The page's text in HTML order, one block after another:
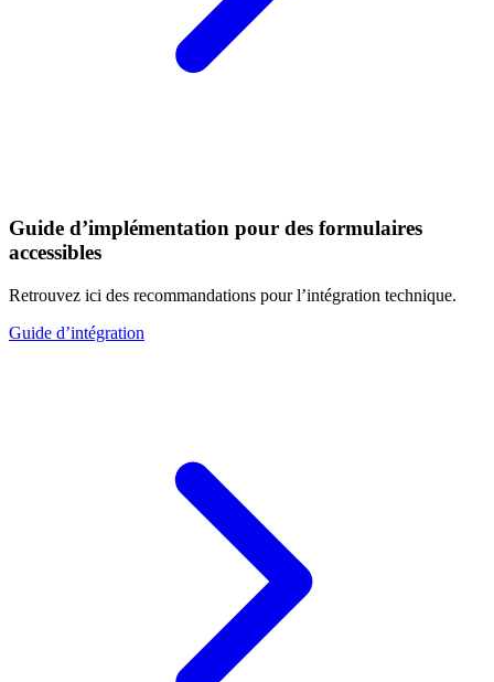
Guide d’implémentation pour des formulaires
accessibles
Retrouvez ici des recommandations pour l’intégration technique.
Guide d’intégration